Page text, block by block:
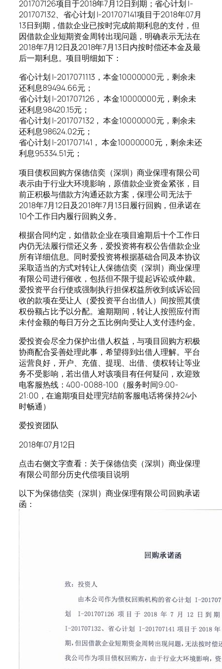
201707126项目于2018年7月12日到期；省心计划 I-
201707132、省心计划 I-201707141项目于2018年07月
13日到期，借款企业已按时完成前期利息的支付，但
因借款企业短期资金周转出现问题，明确表示无法在
2018年7月12日及2018年7月13日内按时偿还本金及最
后一期利息。项目明细如下：
省心计划 I-2017071113，本金10000000元，剩余未
还利息89494.66元；
省心计划 I-201707126， 本金10000000元，剩余未
还利息98420.15元；
省心计划 I-201707132， 本金10000000元，剩余未
还利息98624.02元；
省心计划 I-201707141， 本金10000000元，剩余未还
利息95334.51元；
项目债权回购方保德信奕（深圳）商业保理有限公司
表示由于行业大环境影响，原借款企业资金紧张，目
前正积极与借款方沟通还款方案，保理公司无法于
2018年7月12日及2018年7月13日履行回购，但承诺在
10个工作日内履行回购义务。
根据合同约定，如借款企业在项目逾期后十个工作日
内仍无法履行偿还义务，爱投资将有权公告借款企业
所有详细信息。同时爱投资将根据基础合同及本协议
采取适当的方式对转让人保德信奕（深圳）商业保理
有限公司进行催收，包括但不限于提起诉讼或仲裁。
爱投资平台行使或强制执行担保权益所收到或诉讼回
收的款项在受让人（爱投资平台出借人）间按照其债
权份额占比予以分配。逾期期间，转让人按照应付而
未付金额的每日万分之五比例向受让人支付违约金。
爱投资会尽全力保护出借人权益，与项目回购方积极
协商配合妥善处理此事，希望得到出借人理解。平台
运营良好，开户、充值、提现、出借、债权转让等业
务不受影响，若出借人对该项目有任何疑问，欢迎致
电客服热线：400-0088-100（服务时间9:00-
21:00，在逾期项目处理完结前客服电话将保持24小
时畅通）
爱投资团队
2018年07月12日
点击右侧文字查看：关于保德信奕（深圳）商业保理
有限公司部分历史代偿项目说明
以下为保德信奕（深圳）商业保理有限公司回购承诺
函：